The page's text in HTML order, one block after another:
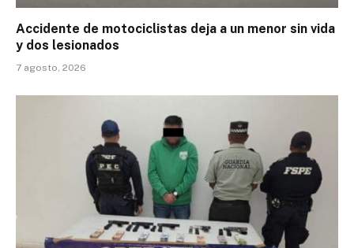
Accidente de motociclistas deja a un menor sin vida
y dos lesionados
7 agosto, 2026